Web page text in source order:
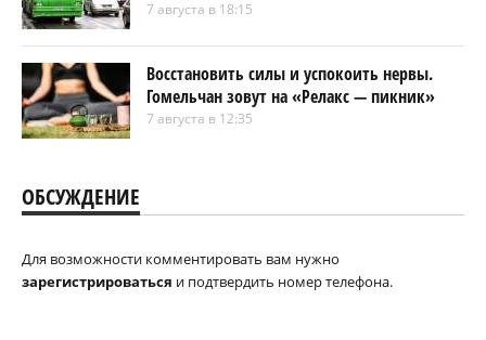
7 августа в 18:15
Восстановить силы и успокоить нервы.
Гомельчан зовут на «Релакс — пикник»
7 августа в 12:35
ОБСУЖДЕНИЕ
Для возможности комментировать вам нужно
зарегистрироваться и подтвердить номер телефона.